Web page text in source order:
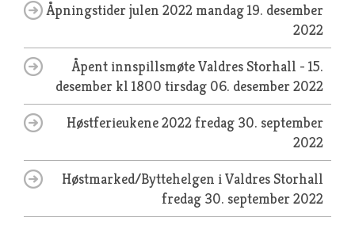
Åpningstider julen 2022 mandag 19. desember
2022
Åpent innspillsmøte Valdres Storhall - 15.
desember kl 1800 tirsdag 06. desember 2022
Høstferieukene 2022fredag 30. september
2022
Høstmarked/Byttehelgen i Valdres Storhall
fredag 30. september 2022